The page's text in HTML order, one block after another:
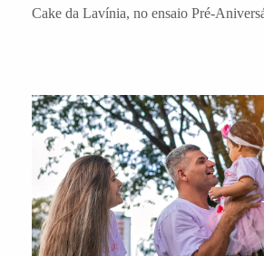
Cake da Lavínia, no ensaio Pré-